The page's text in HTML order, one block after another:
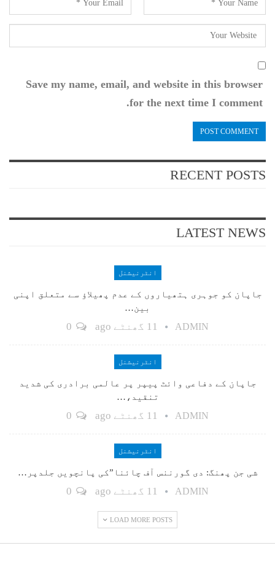
Save my name, email, and website in this browser
for the next time I comment.
RECENT POSTS
LATEST NEWS
انٹرنیشنل
جاپان کو جوہری ہتھیاروں کے عدم پھیلاؤ سے متعلق اپنی
بین…
ADMIN 11 گھنٹے ago
انٹرنیشنل
جاپان کے دفاعی وائٹ پیپر پر عالمی برادری کی شدید
تنقید،…
ADMIN 11 گھنٹے ago
انٹرنیشنل
شی جن پھنگ: دی گورننس آف چائنا”کی پانچویں جلدپر…
ADMIN 11 گھنٹے ago
LOAD MORE POSTS